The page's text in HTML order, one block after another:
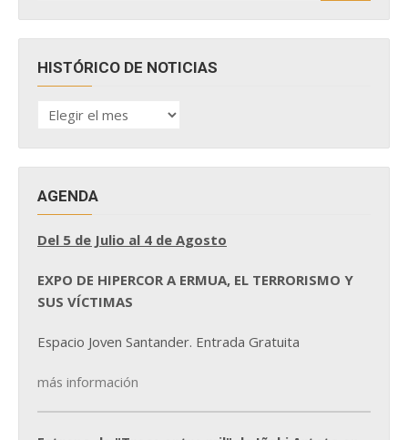
HISTÓRICO DE NOTICIAS
HISTÓRICO
DE
AGENDA
Del 5 de Julio al 4 de Agosto
EXPO DE HIPERCOR A ERMUA, EL TERRORISMO Y
SUS VÍCTIMAS
Espacio Joven Santander. Entrada Gratuita
más información